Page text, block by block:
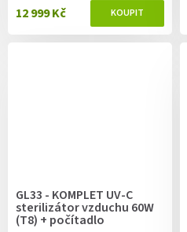
12 999 Kč
GL33 - KOMPLET UV-C
sterilizátor vzduchu 60W
(T8) + počítadlo